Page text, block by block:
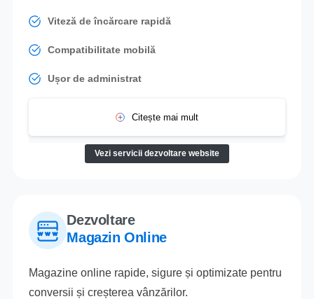
Viteză de încărcare rapidă
Compatibilitate mobilă
Ușor de administrat
Citește mai mult
Vezi servicii dezvoltare website
Dezvoltare
Magazin Online
Magazine online rapide, sigure și optimizate pentru
conversii și creșterea vânzărilor.